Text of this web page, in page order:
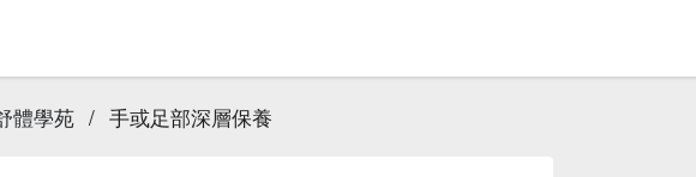
體學苑 / 手或足部深層保養